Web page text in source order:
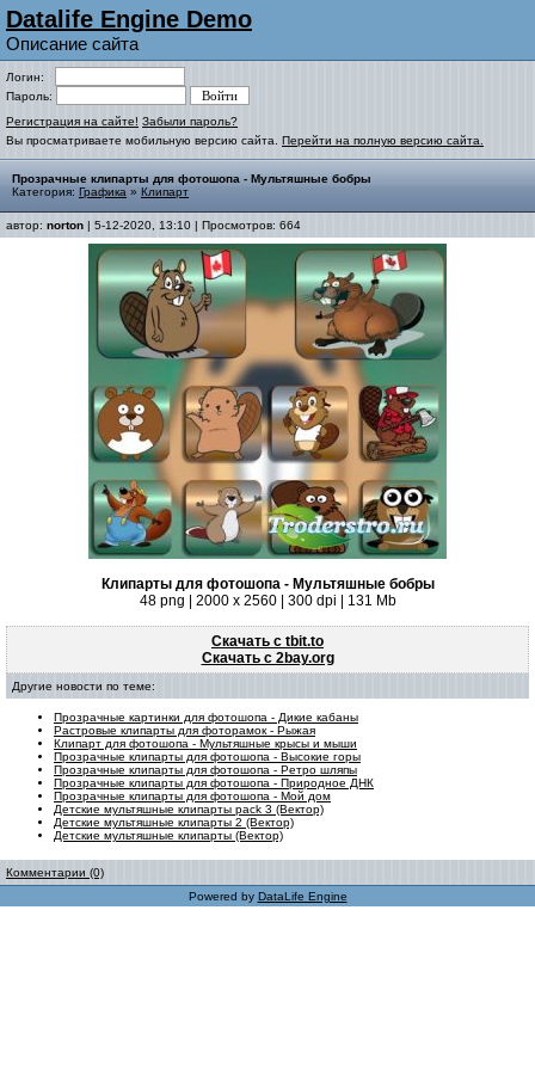
Datalife Engine Demo
Описание сайта
Логин:
Пароль:
Регистрация на сайте! Забыли пароль?
Вы просматриваете мобильную версию сайта. Перейти на полную версию сайта.
Прозрачные клипарты для фотошопа - Мультяшные бобры
Категория: Графика » Клипарт
автор: norton | 5-12-2020, 13:10 | Просмотров: 664
Клипарты для фотошопа - Мультяшные бобры
48 png | 2000 х 2560 | 300 dpi | 131 Mb
Скачать с tbit.to
Скачать с 2bay.org
Другие новости по теме:
Прозрачные картинки для фотошопа - Дикие кабаны
Растровые клипарты для фоторамок - Рыжая
Клипарт для фотошопа - Мультяшные крысы и мыши
Прозрачные клипарты для фотошопа - Высокие горы
Прозрачные клипарты для фотошопа - Ретро шляпы
Прозрачные клипарты для фотошопа - Природное ДНК
Прозрачные клипарты для фотошопа - Мой дом
Детские мультяшные клипарты pack 3 (Вектор)
Детские мультяшные клипарты 2 (Вектор)
Детские мультяшные клипарты (Вектор)
Комментарии (0)
Powered by DataLife Engine